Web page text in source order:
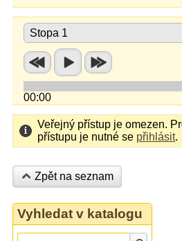
Stopa 1
00:00
Veřejný přístup je omezen.
přístupu je nutné se přihlásit.
Zpět na seznam
Vyhledat v katalogu